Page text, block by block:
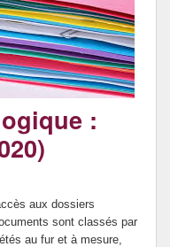
:
aux dossiers
sont classés par
au fur et à mesure,